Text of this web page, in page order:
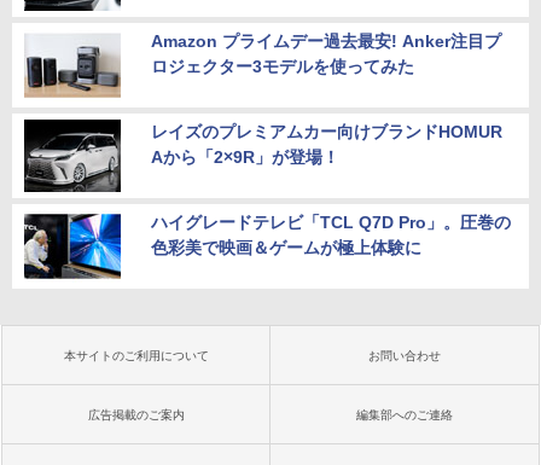
Amazon プライムデー過去最安! Anker注目プ
ロジェクター3モデルを使ってみた
レイズのプレミアムカー向けブランドHOMUR
Aから「2×9R」が登場！
ハイグレードテレビ「TCL Q7D Pro」。圧巻の
色彩美で映画＆ゲームが極上体験に
本サイトのご利用について お問い合わせ
広告掲載のご案内 編集部へのご連絡